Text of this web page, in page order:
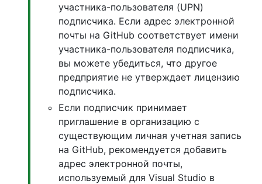
участника-пользователя (UPN)
подписчика. Если адрес электронной
почты на GitHub соответствует имени
участника-пользователя подписчика,
вы можете убедиться, что другое
предприятие не утверждает лицензию
подписчика.
Если подписчик принимает
приглашение в организацию с
существующим личная учетная запись
на GitHub, рекомендуется добавить
адрес электронной почты,
используемый для Visual Studio в